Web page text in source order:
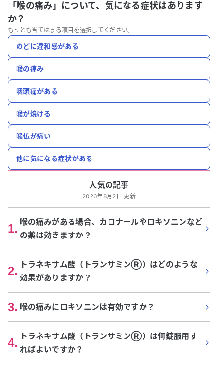
「喉の痛み」について、 気になる症状はあります
か？
もっとも当てはまる項目を選択してください。
のどに違和感がある
喉の痛み
咽頭痛がある
喉が焼ける
喉仏が痛い
他に気になる症状がある
人気の記事
2026年8月2日 更新
1. 喉の痛みがある場合、カロナールやロキソニンなど
の薬は効きますか？
2. トラネキサム酸（トランサミンⓇ）はどのような
効果がありますか？
3. 喉の痛みにロキソニンは有効ですか？
4. トラネキサム酸（トランサミンⓇ）は何錠服用す
ればよいですか？